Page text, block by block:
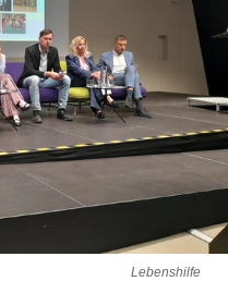
Lebenshilfe